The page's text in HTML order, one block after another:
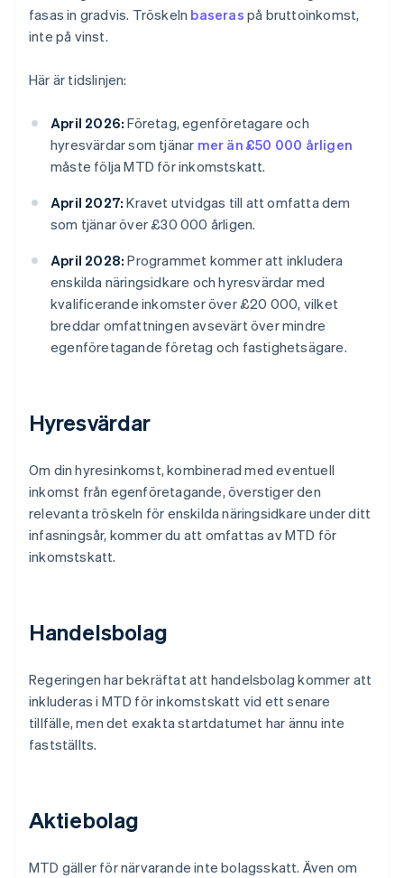
fasas in gradvis. Tröskeln baseras på bruttoinkomst,
inte på vinst.
Här är tidslinjen:
April 2026: Företag, egenföretagare och
hyresvärdar som tjänar mer än £50 000 årligen
måste följa MTD för inkomstskatt.
April 2027: Kravet utvidgas till att omfatta dem
som tjänar över £30 000 årligen.
April 2028: Programmet kommer att inkludera
enskilda näringsidkare och hyresvärdar med
kvalificerande inkomster över £20 000, vilket
breddar omfattningen avsevärt över mindre
egenföretagande företag och fastighetsägare.
Hyresvärdar
Om din hyresinkomst, kombinerad med eventuell
inkomst från egenföretagande, överstiger den
relevanta tröskeln för enskilda näringsidkare under ditt
infasningsår, kommer du att omfattas av MTD för
inkomstskatt.
Handelsbolag
Regeringen har bekräftat att handelsbolag kommer att
inkluderas i MTD för inkomstskatt vid ett senare
tillfälle, men det exakta startdatumet har ännu inte
fastställts.
Aktiebolag
MTD gäller för närvarande inte bolagsskatt. Även om